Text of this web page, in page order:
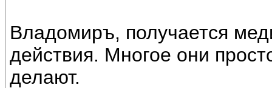
Владомиръ, получается
действия. Многое они
делают.